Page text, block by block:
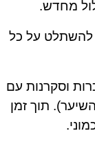
מחדש.
על כל
וסקרנות עם
תוך זמן